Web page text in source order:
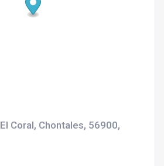
El Coral, Chontales, 56900,